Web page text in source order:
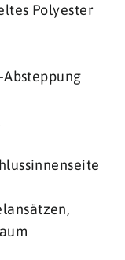
Polyester